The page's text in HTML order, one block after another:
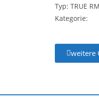
Typ: TRUE
Kategorie:
weitere